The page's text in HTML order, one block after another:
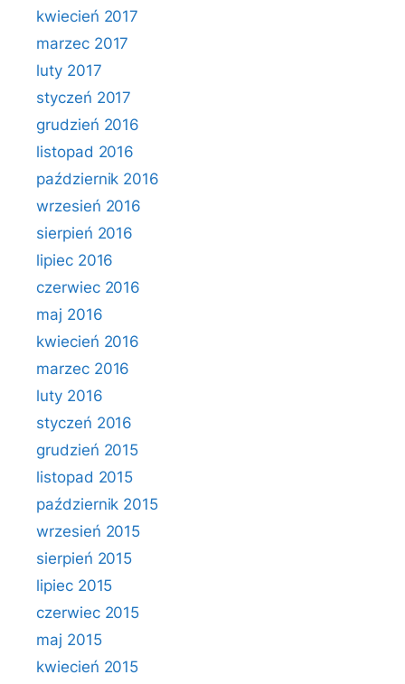
kwiecień 2017
marzec 2017
luty 2017
styczeń 2017
grudzień 2016
listopad 2016
październik 2016
wrzesień 2016
sierpień 2016
lipiec 2016
czerwiec 2016
maj 2016
kwiecień 2016
marzec 2016
luty 2016
styczeń 2016
grudzień 2015
listopad 2015
październik 2015
wrzesień 2015
sierpień 2015
lipiec 2015
czerwiec 2015
maj 2015
kwiecień 2015